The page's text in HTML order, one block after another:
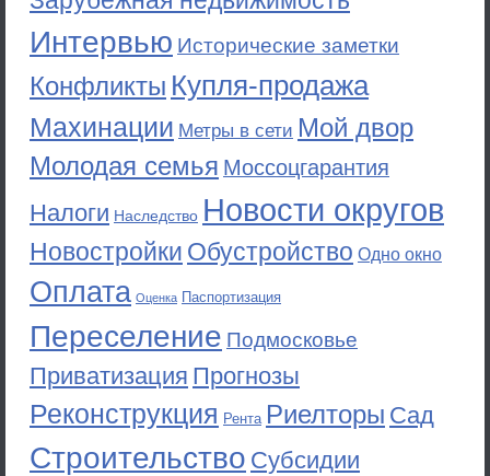
Интервью Исторические заметки
Конфликты Купля-продажа
Махинации Метры в сети Мой двор
Молодая семья Моссоцгарантия
Налоги Наследство Новости округов
Новостройки Обустройство Одно окно
Оплата Оценка Паспортизация
Переселение Подмосковье
Приватизация Прогнозы
Реконструкция Рента Риелторы Сад
Строительство Субсидии